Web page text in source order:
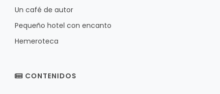
Un café de autor
Pequeño hotel con encanto
Hemeroteca
CONTENIDOS